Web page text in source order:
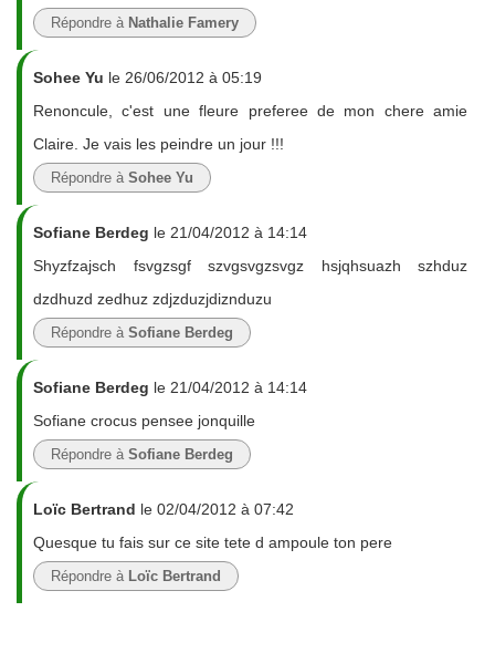
Répondre à Nathalie Famery
Sohee Yu le 26/06/2012 à 05:19
Renoncule, c'est une fleure preferee de mon chere amie
Claire. Je vais les peindre un jour !!!
Répondre à Sohee Yu
Sofiane Berdeg le 21/04/2012 à 14:14
Shyzfzajsch fsvgzsgf szvgsvgzsvgz hsjqhsuazh szhduz
dzdhuzd zedhuz zdjzduzjdiznduzu
Répondre à Sofiane Berdeg
Sofiane Berdeg le 21/04/2012 à 14:14
Sofiane crocus pensee jonquille
Répondre à Sofiane Berdeg
Loïc Bertrand le 02/04/2012 à 07:42
Quesque tu fais sur ce site tete d ampoule ton pere
Répondre à Loïc Bertrand